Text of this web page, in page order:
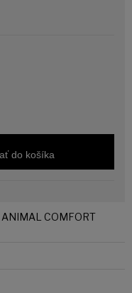
do košíka
COMFORT